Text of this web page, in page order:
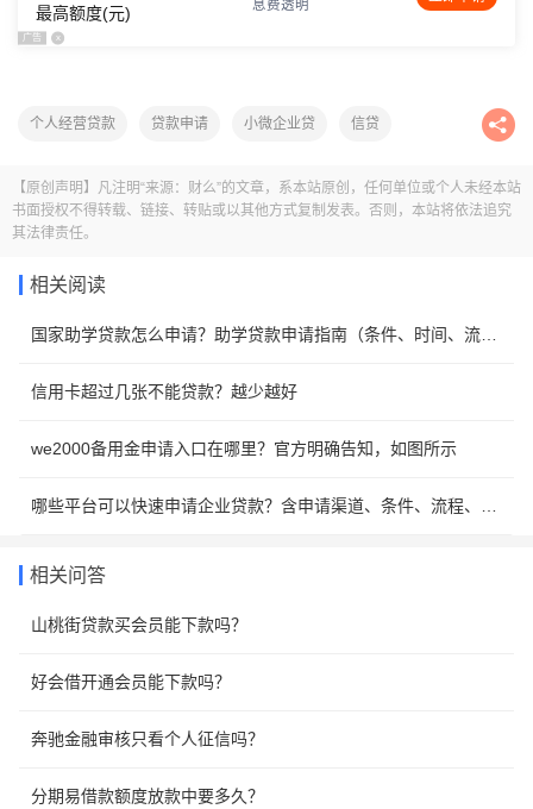
广告 x
最高额度(元)
息费透明
个人经营贷款 贷款申请 小微企业贷 信贷
【原创声明】凡注明“来源：财么”的文章，系本站原创，任何单位或个人未经本站
书面授权不得转载、链接、转贴或以其他方式复制发表。否则，本站将依法追究
其法律责任。
相关阅读
国家助学贷款怎么申请？助学贷款申请指南（条件、时间、流程）
信用卡超过几张不能贷款？越少越好
we2000备用金申请入口在哪里？官方明确告知，如图所示
哪些平台可以快速申请企业贷款？含申请渠道、条件、流程、速度
相关问答
山桃街贷款买会员能下款吗？
好会借开通会员能下款吗？
奔驰金融审核只看个人征信吗？
分期易借款额度放款中要多久？